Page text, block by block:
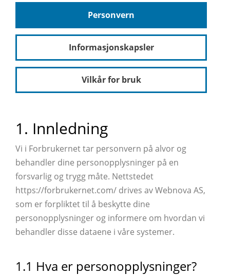
Personvern
Informasjonskapsler
Vilkår for bruk
1. Innledning
Vi i Forbrukernet tar personvern på alvor og
behandler dine personopplysninger på en
forsvarlig og trygg måte. Nettstedet
https://forbrukernet.com/ drives av Webnova AS,
som er forpliktet til å beskytte dine
personopplysninger og informere om hvordan vi
behandler disse dataene i våre systemer.
1.1 Hva er personopplysninger?